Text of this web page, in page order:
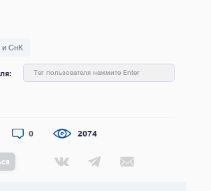
СнК
Тег пользователя нажмите Enter
0 2074